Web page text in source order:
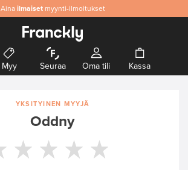
Ainailmaisetmyynti-ilmoitukset
Aitoa& laadukasta designia
Myy Seuraa Oma tili Kassa
YKSITYINEN MYYJÄ
Oddny